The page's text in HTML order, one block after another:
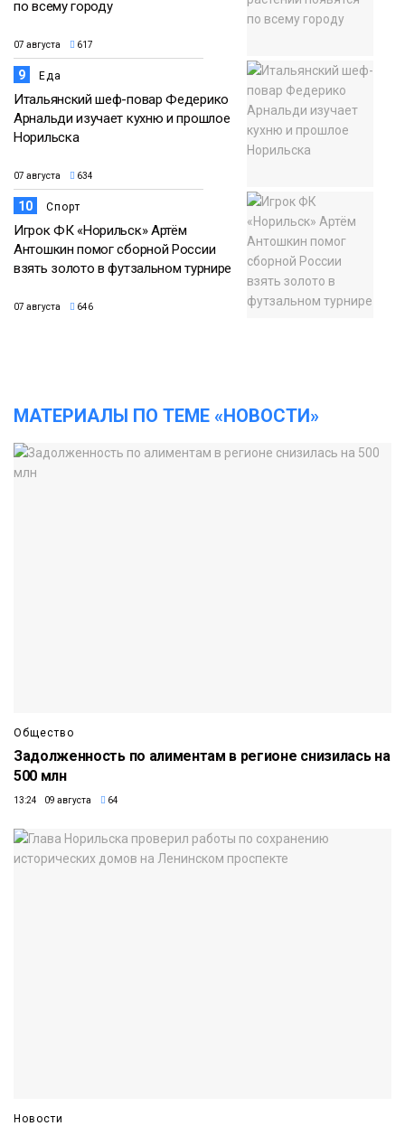
по всему городу
07 августа 617
9 Еда
Итальянский шеф-повар Федерико
Арнальди изучает кухню и прошлое
Норильска
07 августа 634
10 Спорт
Игрок ФК «Норильск» Артём
Антошкин помог сборной России
взять золото в футзальном турнире
07 августа 646
МАТЕРИАЛЫ ПО ТЕМЕ «НОВОСТИ»
Общество
Задолженность по алиментам в регионе снизилась на
500 млн
13:24 09 августа 64
Новости